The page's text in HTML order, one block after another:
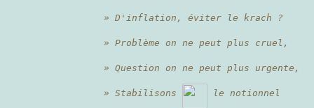
» D'inflation, éviter le krach ?
» Problème on ne peut plus cruel,
» Question on ne peut plus urgente,
» Stabilisons le notionnel